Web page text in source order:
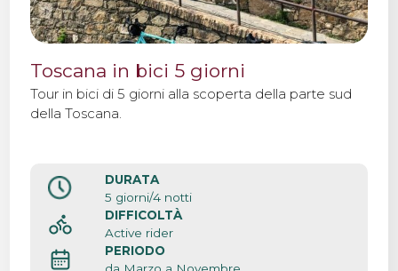
Toscana in bici 5 giorni
Tour in bici di 5 giorni alla scoperta della parte sud
della Toscana.
DURATA
5 giorni/4 notti
DIFFICOLTÀ
Active rider
PERIODO
da Marzo a Novembre